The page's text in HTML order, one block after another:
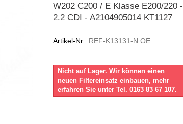
W202 C200 / E Klasse E200/220 -
2.2 CDI - A2104905014 KT1127
Artikel-Nr.: REF-K13131-N.OE
Nicht auf Lager. Wir können einen
neuen Filtereinsatz einbauen, mehr
erfahren Sie unter Tel. 0163 83 67 107.